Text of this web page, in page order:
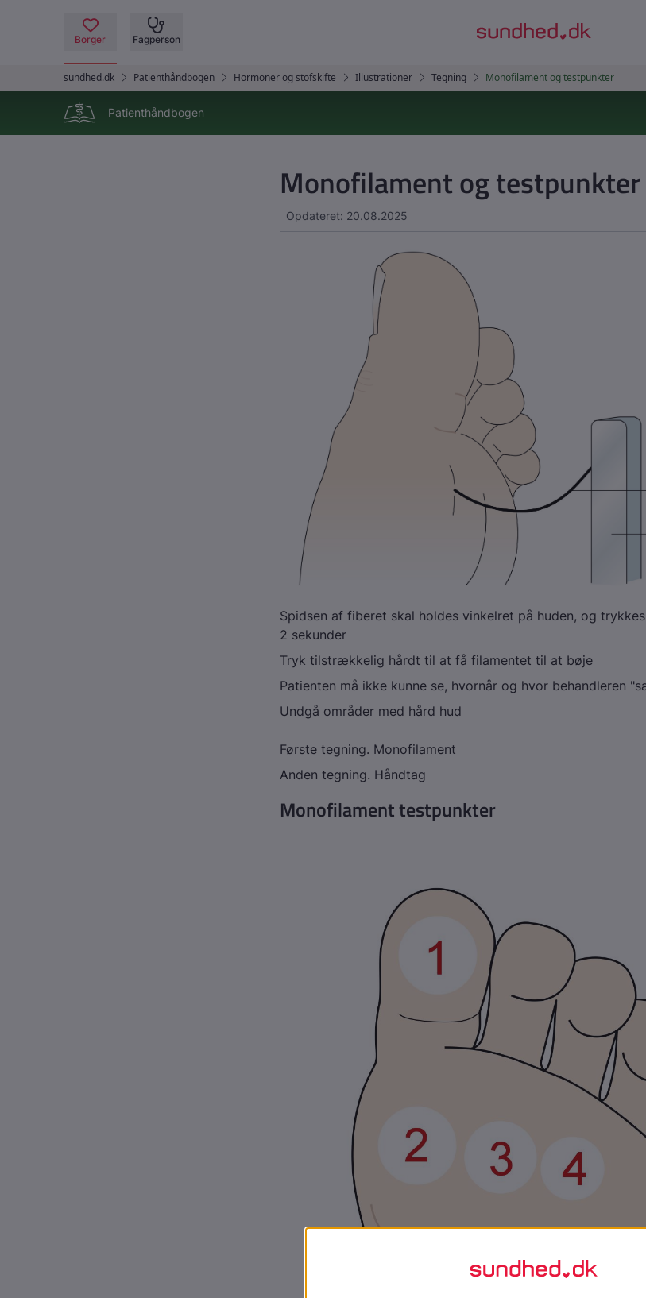
Patienthåndbogen
Monofilament og testpunkter
Opdateret: 20.08.2025
Spidsen af fiberet skal holdes vinkelret på huden, og
2 sekunder
Tryk tilstrækkelig hårdt til at få filamentet til at bøje
Patienten må ikke kunne se, hvornår og hvor behandleren
Undgå områder med hård hud
Første tegning. Monofilament
Anden tegning. Håndtag
Monofilament testpunkter